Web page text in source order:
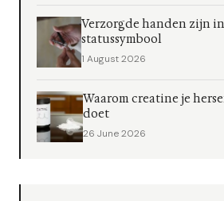
Verzorgde handen zijn
statussymbool
1 August 2026
Waarom creatine je
doet
26 June 2026